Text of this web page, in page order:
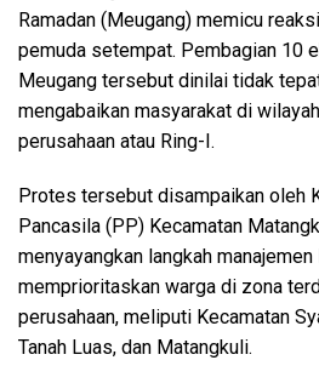
Ramadan (Meugang) memicu
pemuda setempat. Pembagian 10
Meugang tersebut dinilai tidak
mengabaikan masyarakat di
perusahaan atau Ring-I.
Protes tersebut disampaikan oleh
Pancasila (PP) Kecamatan
menyayangkan langkah
memprioritaskan warga di zona
perusahaan, meliputi Kecamatan
Tanah Luas, dan Matangkuli.